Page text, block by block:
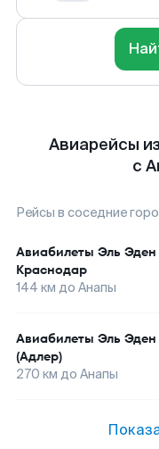
Авиарейсы
с
Рейсы в соседние
Авиабилеты Эль Эден
Краснодар
144 км до Анапы
Авиабилеты Эль Эден
(Адлер)
270 км до Анапы